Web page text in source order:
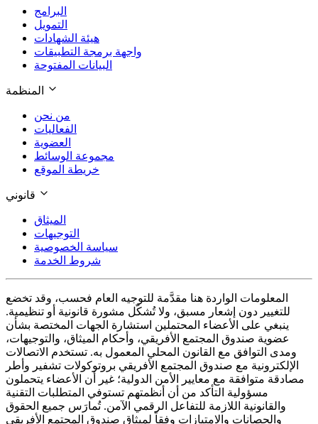
البرامج
التمويل
هيئة الشهادات
واجهة برمجة التطبيقات
البيانات المفتوحة
المنظمة
من نحن
الفعاليات
العضوية
مجموعة الوسائط
خريطة الموقع
قانوني
الميثاق
التوجيهات
سياسة الخصوصية
شروط الخدمة
المعلومات الواردة هنا مقدَّمة للتوجيه العام فحسب، وقد تخضع
للتغيير دون إشعار مسبق، ولا تُشكّل مشورة قانونية أو تنظيمية.
ينبغي على الأعضاء المحتملين استشارة الجهات المختصة بشأن
عضوية صندوق المجتمع الأفريقي، وأحكام الميثاق، والتوجيهات،
ومدى التوافق مع القانون المحلي المعمول به. تستخدم الاتصالات
الإلكترونية مع صندوق المجتمع الأفريقي بروتوكولات تشفير وأطر
مصادقة متوافقة مع معايير الأمن الدولية؛ غير أن الأعضاء يتحملون
مسؤولية التأكد من أن أنظمتهم تستوفي المتطلبات التقنية
والقانونية اللازمة للتفاعل الرقمي الآمن. تُمارَس جميع الحقوق
والحصانات والامتيازات وفقاً لميثاق صندوق المجتمع الأفريقي